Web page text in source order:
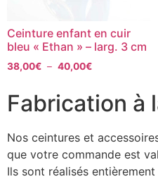
Ceinture enfant en cuir
bleu « Ethan » – larg. 3 cm
38,00€ – 40,00€
Fabrication à
Nos ceintures et
que votre commande est
Ils sont réalisés